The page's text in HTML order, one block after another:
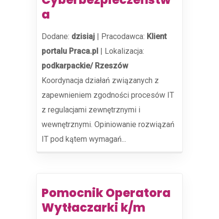
a
Dodane: dzisiaj | Pracodawca: Klient
portalu Praca.pl | Lokalizacja:
podkarpackie/ Rzeszów
Koordynacja działań związanych z
zapewnieniem zgodności procesów IT
z regulacjami zewnętrznymi i
wewnętrznymi. Opiniowanie rozwiązań
IT pod kątem wymagań...
Pomocnik Operatora
Wytłaczarki k/m